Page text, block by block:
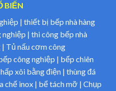
BIẾN
| thiết bị bếp nhà hàng
| thi công bếp nhà
| Tủ nấu cơm công
công nghiệp | bếp chiên
xôi bằng điện | thùng đá
chế inox | bể tách mỡ | Chụp